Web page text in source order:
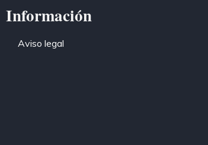
Información
Aviso legal